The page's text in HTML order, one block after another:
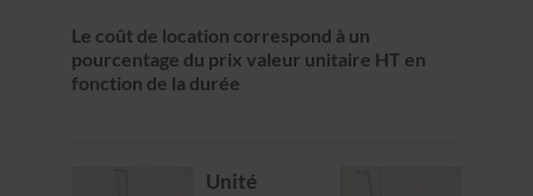
Le coût de location correspond à un
pourcentage du prix valeur unitaire HT en
fonction de la durée
Unité